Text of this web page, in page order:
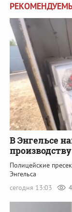
В Энгельсе
Полицейские
Энгельса
сегодня 13:03